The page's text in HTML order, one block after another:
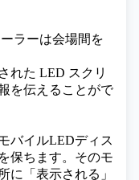
ラーは会場間を
れた LED スクリ
を伝えることがで
バイルLEDディス
保ちます。そのモ
に「表示される」